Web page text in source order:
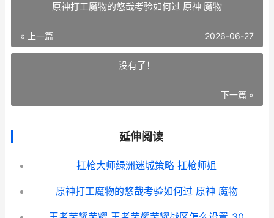
原神打工魔物的悠哉考验如何过 原神 魔物
« 上一篇 2026-06-27
没有了！
下一篇 »
延伸阅读
扛枪大师绿洲迷城策略 扛枪师姐
原神打工魔物的悠哉考验如何过 原神 魔物